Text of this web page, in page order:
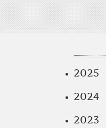
2025
2024
2023